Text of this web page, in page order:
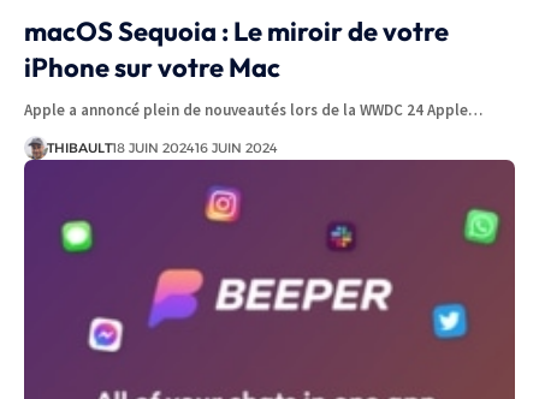
macOS Sequoia : Le miroir de votre
iPhone sur votre Mac
Apple a annoncé plein de nouveautés lors de la WWDC 24 Apple…
THIBAULT18 JUIN 202416 JUIN 2024